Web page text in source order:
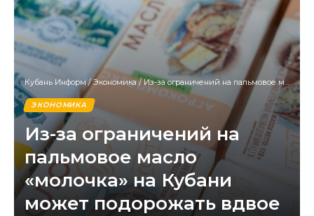
Кубань Информ/Экономика/Из-за ограничений на пальмовое масло «молочка» на Кубани может подорожать вдвое
ЭКОНОМИКА
Из-за ограничений на
пальмовое масло
«молочка» на Кубани
может подорожать вдвое